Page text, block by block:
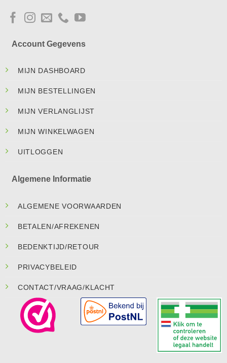
Account Gegevens
MIJN DASHBOARD
MIJN BESTELLINGEN
MIJN VERLANGLIJST
MIJN WINKELWAGEN
UITLOGGEN
Algemene Informatie
ALGEMENE VOORWAARDEN
BETALEN/AFREKENEN
BEDENKTIJD/RETOUR
PRIVACYBELEID
CONTACT/VRAAG/KLACHT